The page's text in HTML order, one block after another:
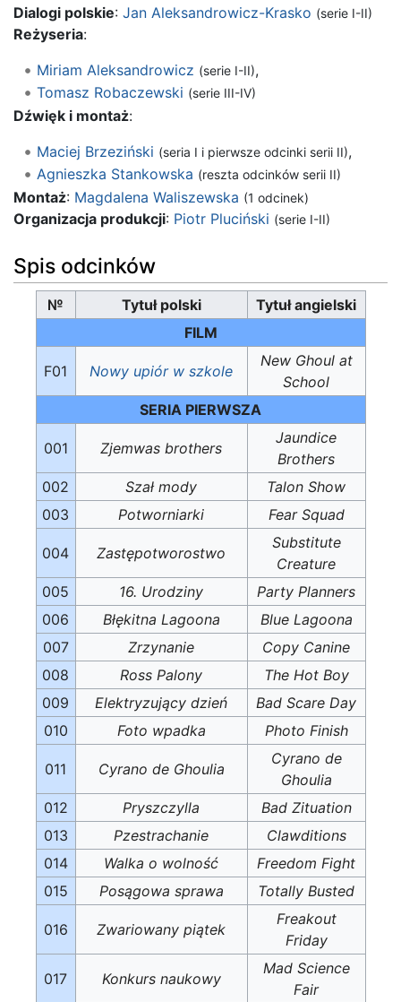
Dialogi polskie: Jan Aleksandrowicz-Krasko (serie I-II)
Reżyseria:
Miriam Aleksandrowicz (serie I-II),
Tomasz Robaczewski (serie III-IV)
Dźwięk i montaż:
Maciej Brzeziński (seria I i pierwsze odcinki serii II),
Agnieszka Stankowska (reszta odcinków serii II)
Montaż: Magdalena Waliszewska (1 odcinek)
Organizacja produkcji: Piotr Pluciński (serie I-II)
Spis odcinków
№ Tytuł polski
Tytuł angielski
FILM
F01 Nowy upiór w szkole
New Ghoul at
School
SERIA PIERWSZA
001 Zjemwas brothers
Jaundice
Brothers
002
Szał mody
Talon Show
003
Potworniarki Fear Squad
004 Zastępotworostwo
Substitute
Creature
005
16. Urodziny
Party Planners
006
Błękitna Lagoona
Blue Lagoona
007
Zrzynanie
Copy Canine
008
Ross Palony
The Hot Boy
009
Elektryzujący dzień
Bad Scare Day
010
Foto wpadka Photo Finish
011 Cyrano de Ghoulia
Cyrano de
Ghoulia
012
Pryszczylla
Bad Zituation
013
Pzestrachanie
Clawditions
014
Walka o wolność
Freedom Fight
015
Posągowa sprawa Totally Busted
016 Zwariowany piątek
Freakout
Friday
017 Konkurs naukowy
Mad Science
Fair